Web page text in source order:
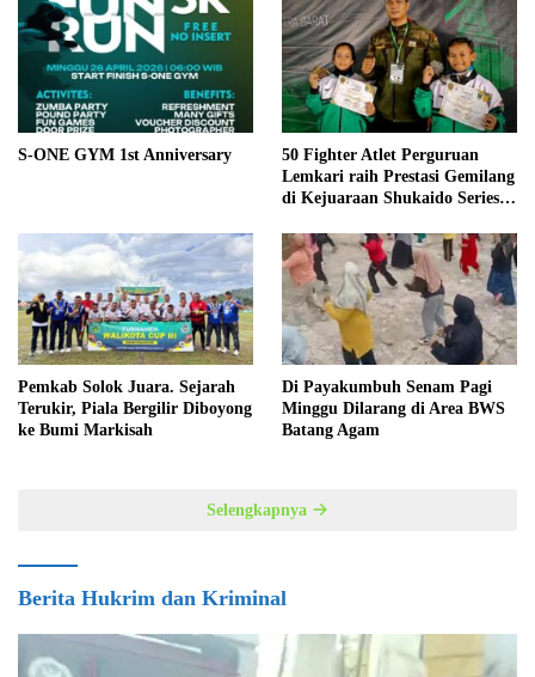
S-ONE GYM 1st Anniversary
50 Fighter Atlet Perguruan
Lemkari raih Prestasi Gemilang
di Kejuaraan Shukaido Series 1
Pemkab Solok Juara. Sejarah
Terukir, Piala Bergilir Diboyong
ke Bumi Markisah
Di Payakumbuh Senam Pagi
Minggu Dilarang di Area BWS
Batang Agam
Selengkapnya
Berita Hukrim dan Kriminal